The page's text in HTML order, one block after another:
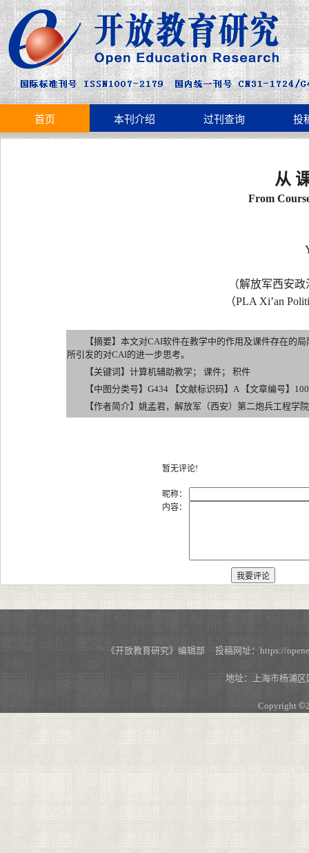
首页 本刊介绍 过刊查询 投
从
From
（解放军西安
（PLA Xi’an
【摘要】本文对CAI软件在教学中的作用及课件存在
所引发的对CAI的进一步思考。
【关键词】计算机辅助教学； 课件； 积件
【中图分类号】G434 【文献标识码】A 【文章编号】
【作者简介】姚孟君，解放军（西安）第二炮兵工程学
暂无评论!
昵称：
内容：
《开放教育研究》编辑部 投稿网址：https://
地址：上海市杨浦
Copyright ©